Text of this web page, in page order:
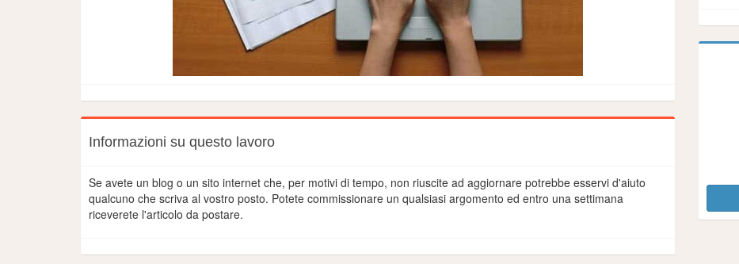
Informazioni su questo lavoro
Se avete un blog o un sito internet che, per motivi di tempo, non riuscite ad aggiornare potrebbe esservi d'aiuto
qualcuno che scriva al vostro posto. Potete commissionare un qualsiasi argomento ed entro una settimana
riceverete l'articolo da postare.